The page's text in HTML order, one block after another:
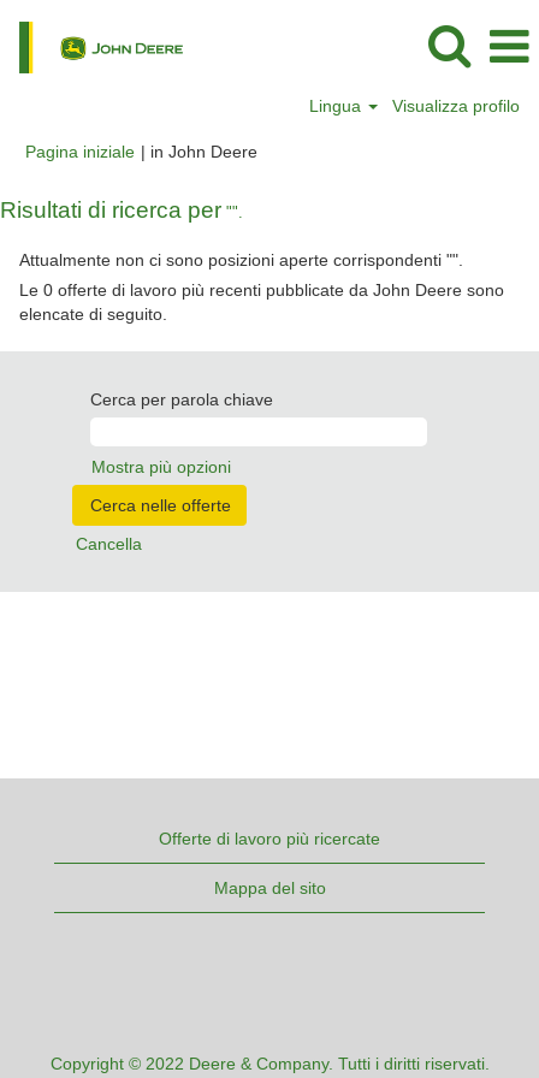
Lingua Visualizza profilo
Pagina iniziale | in John Deere(pagina
Risultati di ricerca per "".
Attualmente non ci sono posizioni aperte corrispondenti "".
Le 0 offerte di lavoro più recenti pubblicate da John Deere sono
elencate di seguito.
Cerca per parola chiave
Mostra più opzioni
Cancella
Offerte di lavoro più ricercate
Mappa del sito
Copyright © 2022 Deere & Company. Tutti i diritti riservati.